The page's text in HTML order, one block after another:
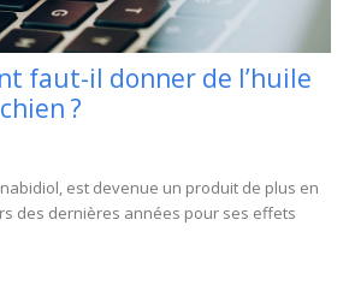
faut-il donner de l’huile
?
est devenue un produit de plus en
des dernières années pour ses effets